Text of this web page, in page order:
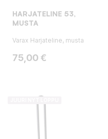
HARJATELINE 53,
MUSTA
Varax Harjateline, musta
Hinta
75,00 €